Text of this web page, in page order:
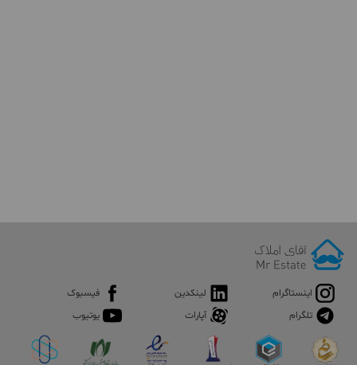
اینستاگرام لینکدین
فیسبوک
تلگرام
آپارات یوتیوب